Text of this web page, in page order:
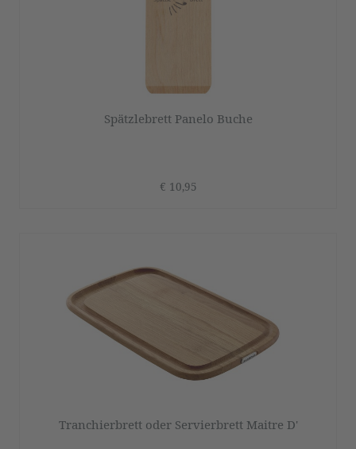
Spätzlebrett Panelo Buche
€ 10,95
Tranchierbrett oder Servierbrett Maitre D'